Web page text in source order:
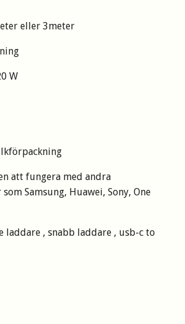
eller 3meter
W
att fungera med andra
Samsung, Huawei, Sony, One
laddare , snabb laddare , usb-c to